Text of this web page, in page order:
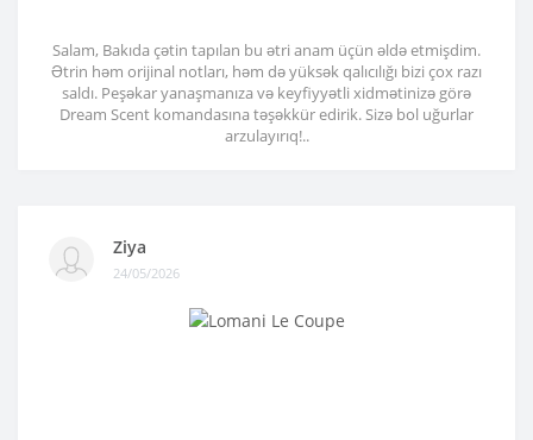
Salam, Bakıda çətin tapılan bu ətri anam üçün əldə etmişdim.
Ətrin həm orijinal notları, həm də yüksək qalıcılığı bizi çox razı
saldı. Peşəkar yanaşmanıza və keyfiyyətli xidmətinizə görə
Dream Scent komandasına təşəkkür edirik. Sizə bol uğurlar
arzulayırıq!..
Ziya
24/05/2026